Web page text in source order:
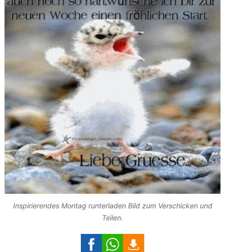
Inspirierendes Montag runterladen Bild zum Verschicken und
Teilen.